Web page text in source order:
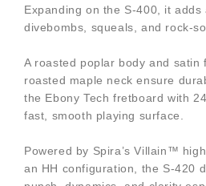
Expanding on the S-400, it
divebombs, squeals, and rock-
A roasted poplar body and satin
roasted maple neck ensure
the Ebony Tech fretboard with
fast, smooth playing surface.
Powered by Spira’s Villain™
an HH configuration, the S-420